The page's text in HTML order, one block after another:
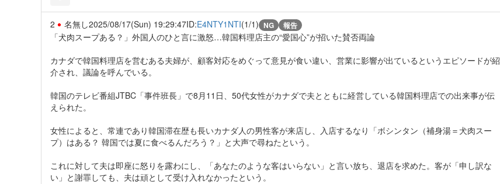
2 名無し2025/08/17(Sun) 19:29:47ID:E4NTY1NTI(1/1) NG 報告
「犬肉スープある？」外国人のひと言に激怒…韓国料理店主の“愛国心”が招いた賛否両論
カナダで韓国料理店を営むある夫婦が、顧客対応をめぐって意見が食い違い、営業に影響が出ているというエピソードが紹
介され、議論を呼んでいる。
韓国のテレビ番組JTBC「事件班長」で8月11日、50代女性がカナダで夫とともに経営している韓国料理店での出来事が伝
えられた。
女性によると、常連であり韓国滞在歴も長いカナダ人の男性客が来店し、入店するなり「ボシンタン（補身湯＝犬肉スー
プ）はある？ 韓国では夏に食べるんだろう？」と大声で尋ねたという。
これに対して夫は即座に怒りを露わにし、「あなたのような客はいらない」と言い放ち、退店を求めた。客が「申し訳な
い」と謝罪しても、夫は頑として受け入れなかったという。